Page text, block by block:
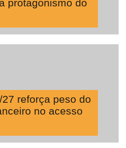
protagonismo do
reforça peso do
no acesso